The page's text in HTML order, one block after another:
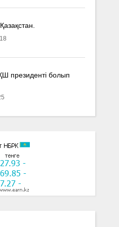
президенті болып